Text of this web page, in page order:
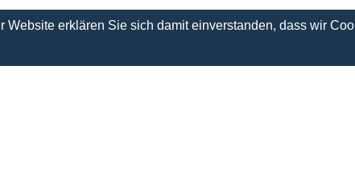
erklären Sie sich damit einverstanden, dass wir